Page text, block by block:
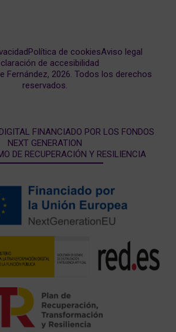
Fernández, 2026. Todos los derechos
reservados.
Política de cookiesAviso legal
de accesibilidad
FINANCIADO POR LOS FONDOS
NEXT GENERATION
DE RECUPERACIÓN Y RESILIENCIA